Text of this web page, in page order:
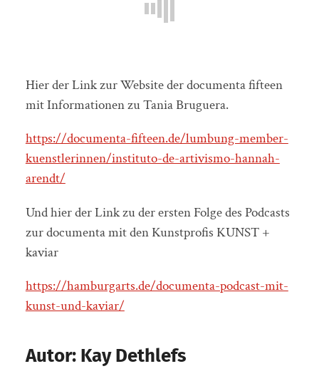
Hier der Link zur Website der documenta fifteen
mit Informationen zu Tania Bruguera.
https://documenta-fifteen.de/lumbung-member-
kuenstlerinnen/instituto-de-artivismo-hannah-
arendt/
Und hier der Link zu der ersten Folge des Podcasts
zur documenta mit den Kunstprofis KUNST +
kaviar
https://hamburgarts.de/documenta-podcast-mit-
kunst-und-kaviar/
Autor: Kay Dethlefs